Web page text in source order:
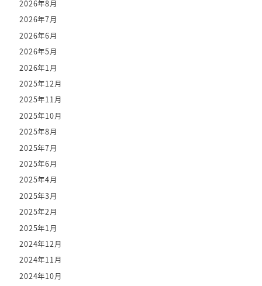
2026年8月
2026年7月
2026年6月
2026年5月
2026年1月
2025年12月
2025年11月
2025年10月
2025年8月
2025年7月
2025年6月
2025年4月
2025年3月
2025年2月
2025年1月
2024年12月
2024年11月
2024年10月